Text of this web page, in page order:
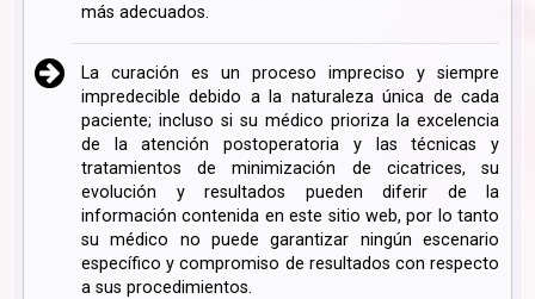
más adecuados.
La curación es un proceso impreciso y siempre
impredecible debido a la naturaleza única de cada
paciente; incluso si su médico prioriza la excelencia
de la atención postoperatoria y las técnicas y
tratamientos de minimización de cicatrices, su
evolución y resultados pueden diferir de la
información contenida en este sitio web, por lo tanto
su médico no puede garantizar ningún escenario
específico y compromiso de resultados con respecto
a sus procedimientos.